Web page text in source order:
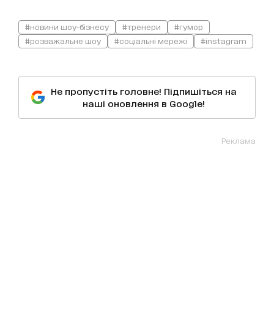
#новини шоу-бізнесу #тренери
#гумор
#розважальне шоу
#соціальні мережі #instagram
Не пропустіть головне! Підпишіться на
наші оновлення в Google!
Реклама